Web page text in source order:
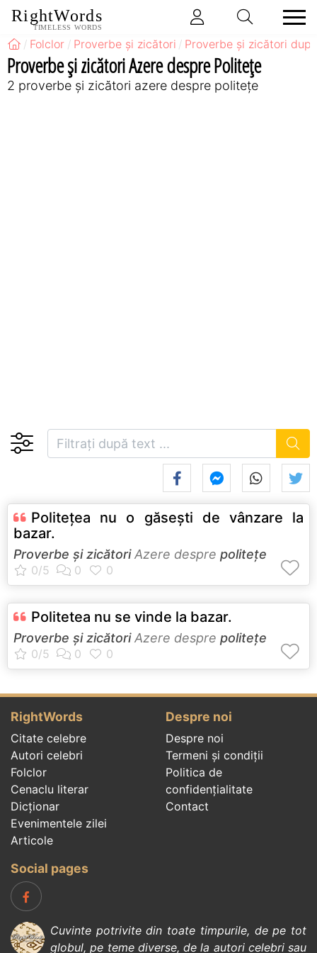
RightWords
TIMELESS WORDS
Folclor Proverbe și zicători Proverbe și zicători
Proverbe și zicători Azere despre Politețe
2 proverbe și zicători azere despre politețe
Politeţea nu o găseşti de vânzare la
bazar.
Proverbe și zicătoriAzere despre politețe
Politetea nu se vinde la bazar.
Proverbe și zicătoriAzere despre politețe
RightWords
Citate celebre
Autori celebri
Folclor
Cenaclu literar
Dicționar
Evenimentele zilei
Articole
Despre noi
Despre noi
Termeni și condiții
Politica de
confidenţialitate
Contact
Social pages
Cuvinte potrivite din toate timpurile, de pe tot
globul, pe teme diverse, de la autori celebrisau